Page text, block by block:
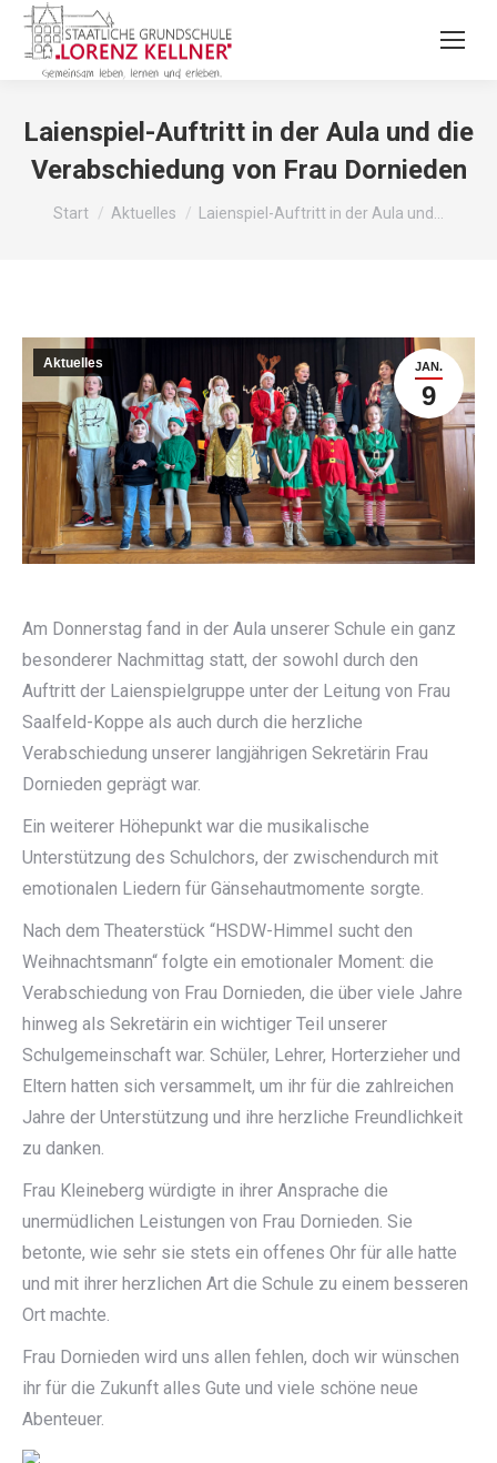
Laienspiel-Auftritt in der Aula und die
Verabschiedung von Frau Dornieden
Sie befinden sich hier:
Start Aktuelles Laienspiel-Auftritt in der Aula und…
JAN.
9
Aktuelles
Am Donnerstag fand in der Aula unserer Schule ein ganz
besonderer Nachmittag statt, der sowohl durch den
Auftritt der Laienspielgruppe unter der Leitung von Frau
Saalfeld-Koppe als auch durch die herzliche
Verabschiedung unserer langjährigen Sekretärin Frau
Dornieden geprägt war.
Ein weiterer Höhepunkt war die musikalische
Unterstützung des Schulchors, der zwischendurch mit
emotionalen Liedern für Gänsehautmomente sorgte.
Nach dem Theaterstück “HSDW-Himmel sucht den
Weihnachtsmann“ folgte ein emotionaler Moment: die
Verabschiedung von Frau Dornieden, die über viele Jahre
hinweg als Sekretärin ein wichtiger Teil unserer
Schulgemeinschaft war. Schüler, Lehrer, Horterzieher und
Eltern hatten sich versammelt, um ihr für die zahlreichen
Jahre der Unterstützung und ihre herzliche Freundlichkeit
zu danken.
Frau Kleineberg würdigte in ihrer Ansprache die
unermüdlichen Leistungen von Frau Dornieden. Sie
betonte, wie sehr sie stets ein offenes Ohr für alle hatte
und mit ihrer herzlichen Art die Schule zu einem besseren
Ort machte.
Frau Dornieden wird uns allen fehlen, doch wir wünschen
ihr für die Zukunft alles Gute und viele schöne neue
Abenteuer.